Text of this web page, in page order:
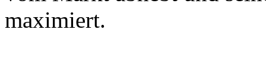
maximiert.